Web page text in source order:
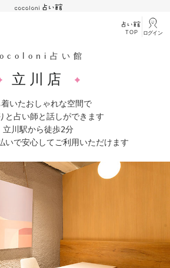
TOP ログイン
占い館
立川店
いたおしゃれな空間で
と占い師と話しができます
立川駅から徒歩2分
いで安心してご利用いただけます